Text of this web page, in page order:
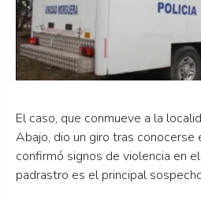
El caso, que conmueve a la
Abajo, dio un giro tras conocerse
confirmó signos de violencia en
padrastro es el principal